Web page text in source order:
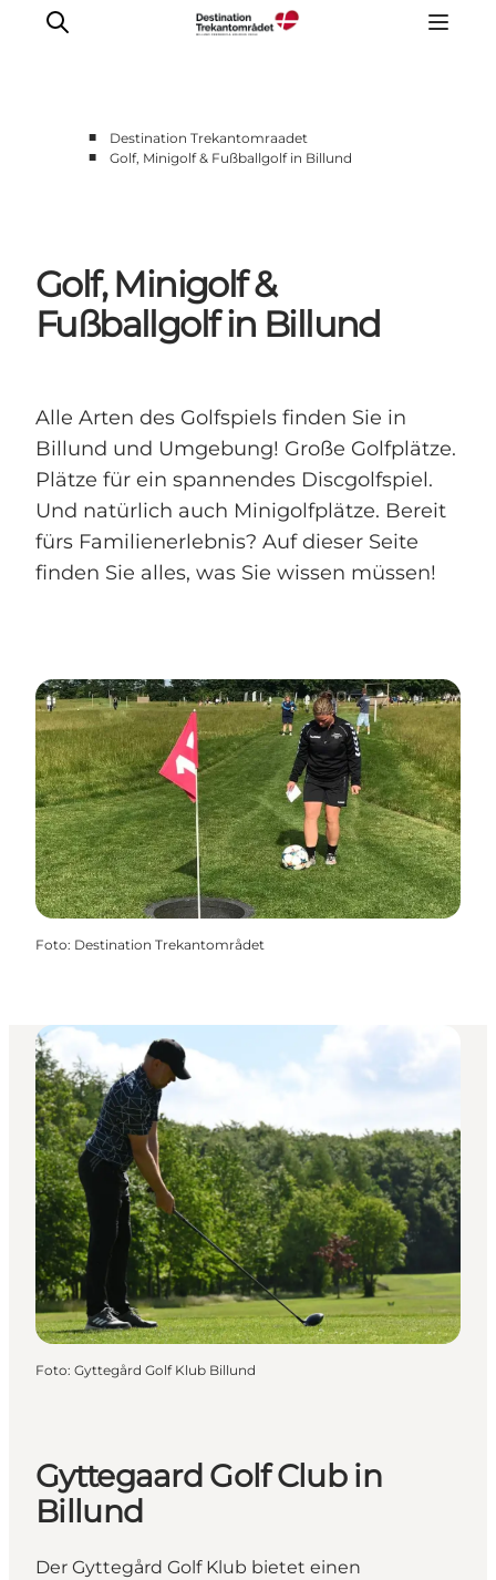
Unterkünfte
Reiseplanung
Tickets
■
Destination Trekantomraadet
■
Golf, Minigolf & Fußballgolf in Billund
Golf, Minigolf &
Fußballgolf in Billund
Alle Arten des Golfspiels finden Sie in
Billund und Umgebung! Große Golfplätze.
Plätze für ein spannendes Discgolfspiel.
Und natürlich auch Minigolfplätze. Bereit
fürs Familienerlebnis? Auf dieser Seite
finden Sie alles, was Sie wissen müssen!
Foto: Destination Trekantområdet
Foto: Gyttegård Golf Klub Billund
Gyttegaard Golf Club in
Billund
Der Gyttegård Golf Klub bietet einen